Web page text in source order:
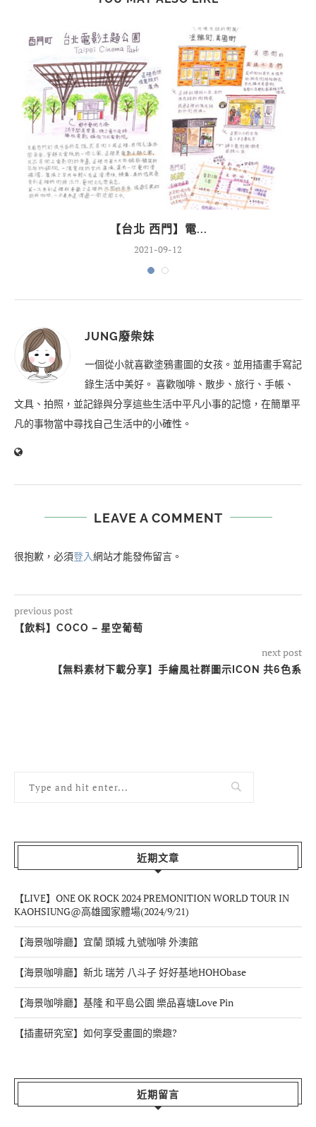
【台北 西門】電...
2021-09-12
JUNG廢柴妹
一個從小就喜歡塗鴉畫圖的女孩。並用插畫手寫記
錄生活中美好。 喜歡咖啡、散步、旅行、手帳、
文具、拍照，並記錄與分享這些生活中平凡小事的記憶，在簡單平
凡的事物當中尋找自己生活中的小確性。
LEAVE A COMMENT
很抱歉，必須登入網站才能發佈留言。
previous post
【飲料】COCO – 星空葡萄
next post
【無料素材下載分享】手繪風社群圖示ICON 共6色系
近期文章
【LIVE】ONE OK ROCK 2024 PREMONITION WORLD TOUR IN
KAOHSIUNG@高雄國家體場(2024/9/21)
【海景咖啡廳】宜蘭 頭城 九號咖啡 外澳館
【海景咖啡廳】新北 瑞芳 八斗子 好好基地HOHObase
【海景咖啡廳】基隆 和平島公園 樂品喜塘Love Pin
【插畫研究室】如何享受畫圖的樂趣?
近期留言